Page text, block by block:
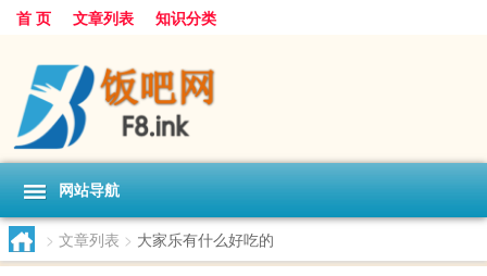
首 页 文章列表 知识分类
网站导航
> 文章列表 > 大家乐有什么好吃的